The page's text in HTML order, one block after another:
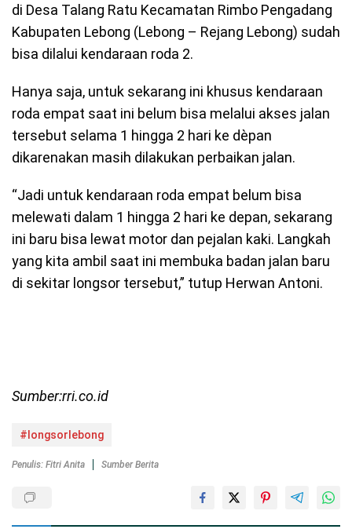
di Desa Talang Ratu Kecamatan Rimbo Pengadang
Kabupaten Lebong (Lebong – Rejang Lebong) sudah
bisa dilalui kendaraan roda 2.
Hanya saja, untuk sekarang ini khusus kendaraan
roda empat saat ini belum bisa melalui akses jalan
tersebut selama 1 hingga 2 hari ke dèpan
dikarenakan masih dilakukan perbaikan jalan.
“Jadi untuk kendaraan roda empat belum bisa
melewati dalam 1 hingga 2 hari ke depan, sekarang
ini baru bisa lewat motor dan pejalan kaki. Langkah
yang kita ambil saat ini membuka badan jalan baru
di sekitar longsor tersebut,” tutup Herwan Antoni.
Sumber:rri.co.id
#longsorlebong
Penulis: Fitri Anita Sumber Berita